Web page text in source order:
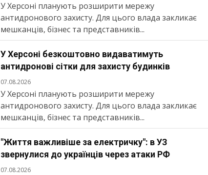
У Херсоні планують розширити мережу
антидронового захисту. Для цього влада закликає
мешканців, бізнес та представників...
У Херсоні безкоштовно видаватимуть
антидронові сітки для захисту будинків
07.08.2026
У Херсоні планують розширити мережу
антидронового захисту. Для цього влада закликає
мешканців, бізнес та представників...
"Життя важливіше за електричку": в УЗ
звернулися до українців через атаки РФ
07.08.2026